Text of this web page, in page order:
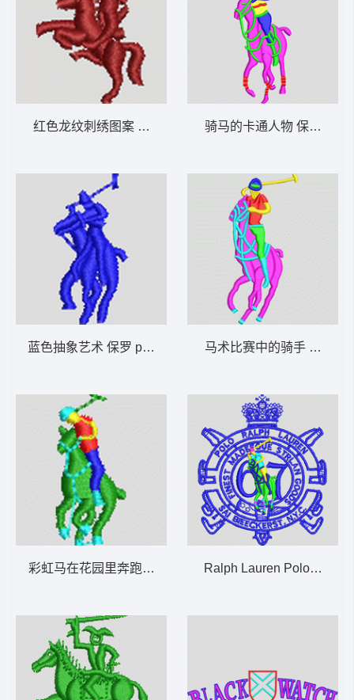
红色龙纹刺绣图案 保罗 polo 骑马 男装
蓝色抽象艺术 保罗 polo 骑马 男装
彩虹马在花园里奔跑 保罗 polo 骑马 男装
骑马的卡通人物 保罗 polo
马术比赛中的骑手 保罗
Ralph Lauren Polo标志